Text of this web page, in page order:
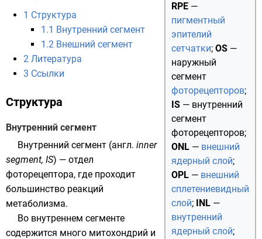
RPE —
пигментный
эпителий
сетчатки; OS —
наружный
сегмент
фоторецепторов;
IS — внутренний
сегмент
фоторецепторов;
ONL — внешний
ядерный слой;
OPL — внешний
сплетениевидный
слой; INL —
внутренний
ядерный слой;
1 Структура
1.1 Внутренний сегмент
1.2 Внешний сегмент
2 Литература
3 Ссылки
Структура
Внутренний сегмент
Внутренний сегмент (англ. inner
segment, IS) — отдел
фоторецептора, где проходит
большинство реакций
метаболизма.
Во внутреннем сегменте
содержится много митохондрий и